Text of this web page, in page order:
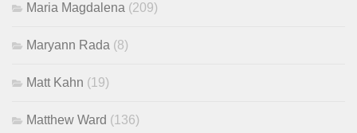
Maria Magdalena (209)
Maryann Rada (8)
Matt Kahn (19)
Matthew Ward (136)